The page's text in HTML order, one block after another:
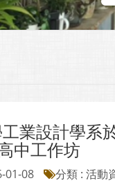
業設計學系
中工作坊
01-08 分類 : 活動